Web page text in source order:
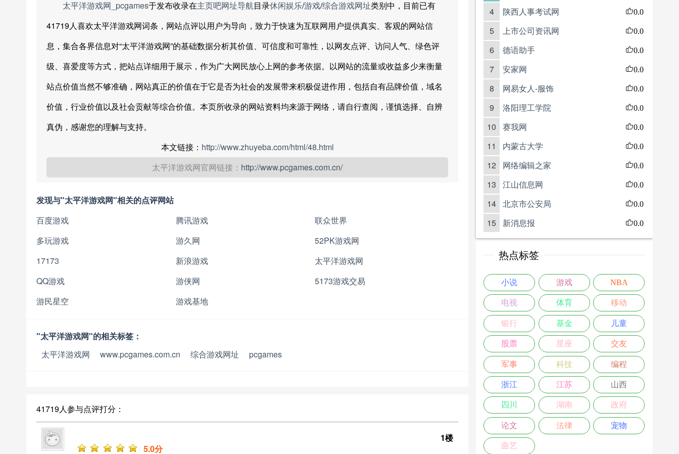
太平洋游戏网_pcgames于发布收录在主页吧网址导航目录休闲娱乐/游戏/综合游戏网址类别中，目前已有
41719人喜欢太平洋游戏网词条，网站点评以用户为导向，致力于快速为互联网用户提供真实、客观的网站信
息，集合各界信息对“太平洋游戏网”的基础数据分析其价值、可信度和可靠性，以网友点评、访问人气、绿色评
级、喜爱度等方式，把站点详细用于展示，作为广大网民放心上网的参考依据。以网站的流量或收益多少来衡量
站点价值当然不够准确，网站真正的价值在于它是否为社会的发展带来积极促进作用，包括自有品牌价值，域名
价值，行业价值以及社会贡献等综合价值。本页所收录的网站资料均来源于网络，请自行查阅，谨慎选择、自辨
真伪，感谢您的理解与支持。
本文链接： http://www.zhuyeba.com/html/48.html
太平洋游戏网官网链接： http://www.pcgames.com.cn/
发现与"太平洋游戏网"相关的点评网站
百度游戏
腾讯游戏
联众世界
多玩游戏
游久网
52PK游戏网
17173
新浪游戏
太平洋游戏网
QQ游戏
游侠网
5173游戏交易
游民星空
游戏基地
"太平洋游戏网"的相关标签：
太平洋游戏网
www.pcgames.com.cn 综合游戏网址 pcgames
41719人参与点评打分：
1楼
5.0分
4 陕西人事考试网 0.0
5 上市公司资讯网 0.0
6 德语助手 0.0
7 安家网 0.0
8 网易女人-服饰 0.0
9 洛阳理工学院 0.0
10 赛我网 0.0
11 内蒙古大学 0.0
12 网络编辑之家 0.0
13 江山信息网 0.0
14 北京市公安局 0.0
15 新消息报 0.0
热点标签
小说 游戏 NBA
电视 体育 移动
银行 基金 儿童
股票 星座 交友
军事 科技 编程
浙江 江苏 山西
四川 湖南 政府
论文 法律 宠物
曲艺